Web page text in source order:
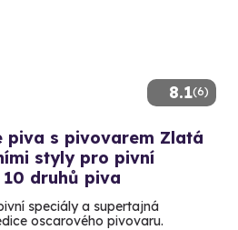
8.1(6)
piva s pivovarem Zlatá
styly pro pivní
10 druhů piva
speciály a supertajná
oscarového pivovaru.